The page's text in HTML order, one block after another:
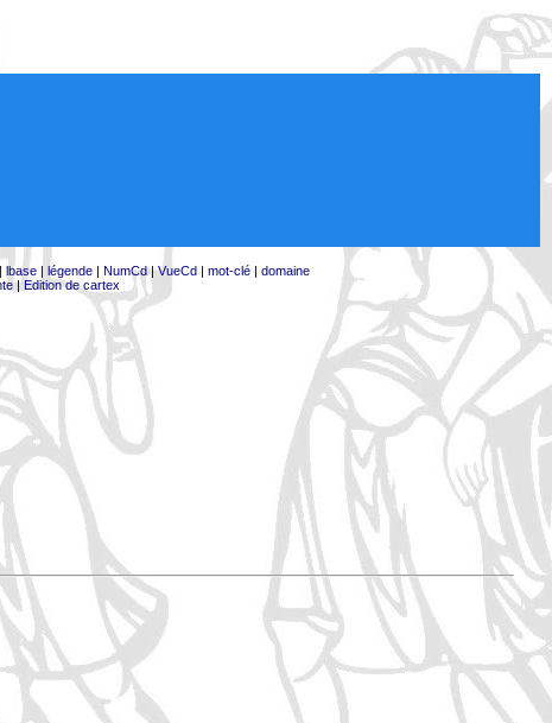
lbase| légende| NumCd|VueCd| mot-clé| domaine
|Edition de cartex